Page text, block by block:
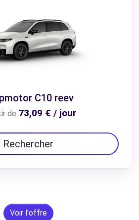
C10 reev
de 73,09 € / jour
Rechercher
Voir l'offre